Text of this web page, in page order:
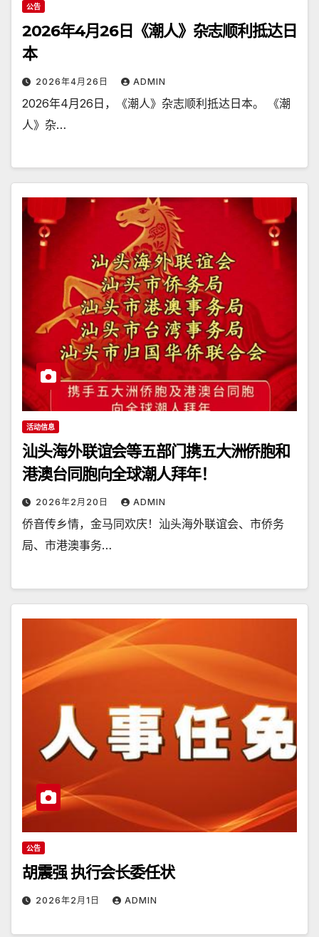
公告
2026年4月26日《潮人》杂志顺利抵达日
本
2026年4月26日 ADMIN
2026年4月26日，《潮人》杂志顺利抵达日本。 《潮
人》杂…
活动信息
汕头海外联谊会等五部门携五大洲侨胞和
港澳台同胞向全球潮人拜年！
2026年2月20日 ADMIN
侨音传乡情，金马同欢庆！汕头海外联谊会、市侨务
局、市港澳事务…
公告
胡震强 执行会长委任状
2026年2月1日 ADMIN